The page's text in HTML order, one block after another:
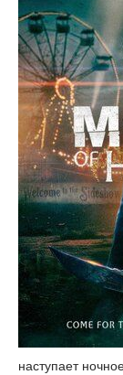
наступает